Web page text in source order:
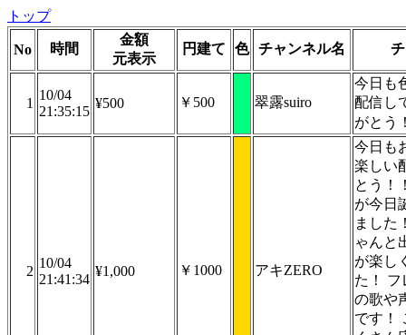
トップ
No 時間
金額
元表示
円建て 色 チャンネル名
1
10/04
21:35:15
¥500 ￥500 翠露suiro
今日も
配信し
がとう
2
10/04
21:41:34
¥1,000 ￥1000 アキZERO
今日も
楽しい
とう！
が今日
ました
ゃんと
が楽し
た！ フ
の歌や
です！